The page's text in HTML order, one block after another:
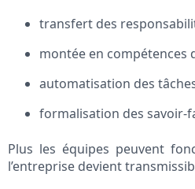
transfert des
montée en compétences
automatisation des
formalisation des savoir-
Plus les équipes peuvent
l’entreprise devient